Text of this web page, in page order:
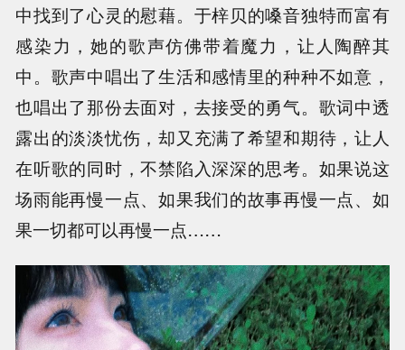
中找到了心灵的慰藉。于梓贝的嗓音独特而富有
感染力，她的歌声仿佛带着魔力，让人陶醉其
中。歌声中唱出了生活和感情里的种种不如意，
也唱出了那份去面对，去接受的勇气。歌词中透
露出的淡淡忧伤，却又充满了希望和期待，让人
在听歌的同时，不禁陷入深深的思考。如果说这
场雨能再慢一点、如果我们的故事再慢一点、如
果一切都可以再慢一点……